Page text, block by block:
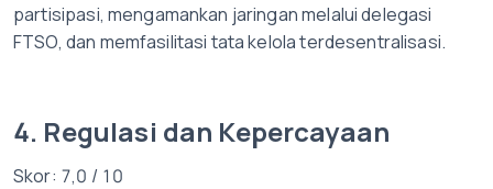
partisipasi, mengamankan jaringan melalui delegasi
FTSO, dan memfasilitasi tata kelola terdesentralisasi.
4. Regulasi dan Kepercayaan
Skor: 7,0 / 10